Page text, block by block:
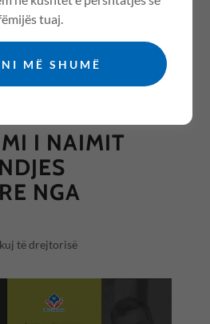
I NAIMIT
NGA
të drejtorisë
tuaj.
MË SHUMË